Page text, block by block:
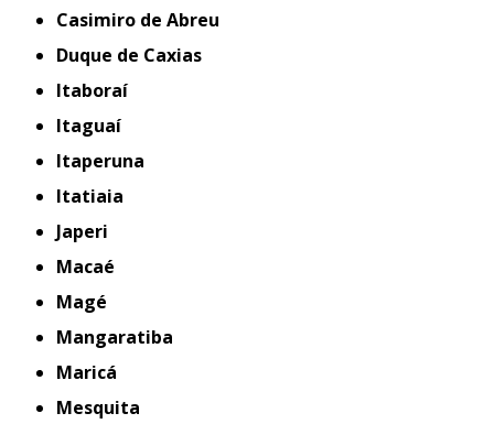
Casimiro de Abreu
Duque de Caxias
Itaboraí
Itaguaí
Itaperuna
Itatiaia
Japeri
Macaé
Magé
Mangaratiba
Maricá
Mesquita